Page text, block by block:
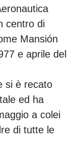
centro di
Mansión
e aprile del
si è recato
ed ha
a colei
di tutte le